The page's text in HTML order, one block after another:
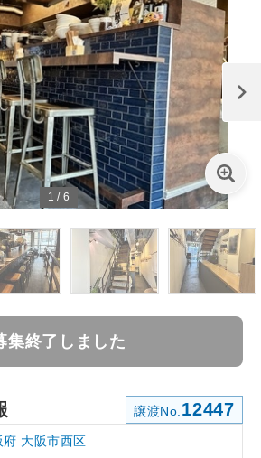
1 / 6
集終了しました
譲渡No. 12447
府 大阪市西区